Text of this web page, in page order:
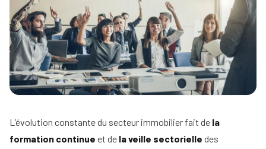
L’évolution constante du secteur immobilier fait de la
formation continue et de la veille sectorielle des